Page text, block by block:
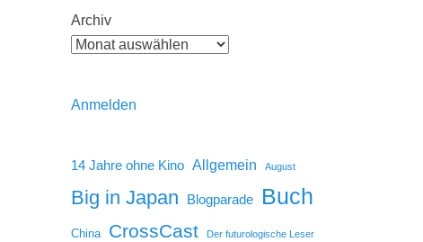
Archiv
Anmelden
14 Jahre ohne Kino Allgemein August
Big in Japan Blogparade Buch
China CrossCast Der futurologische Leser